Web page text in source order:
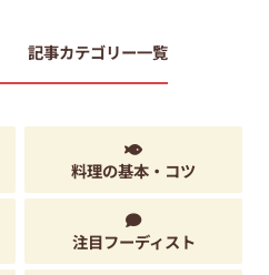
記事カテゴリー一覧
料理の基本・コツ
注目フーディスト